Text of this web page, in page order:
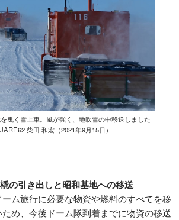
曳く雪上車。風が強く、地吹雪の中移送しました
柴田 和宏（2021年9月15日）
の引き出しと昭和基地への移送
ム旅行に必要な物資や燃料のすべてを移
め、今後ドーム隊到着までに物資の移送